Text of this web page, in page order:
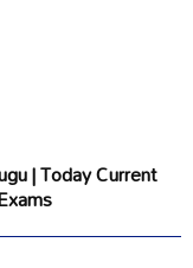
| Today Current